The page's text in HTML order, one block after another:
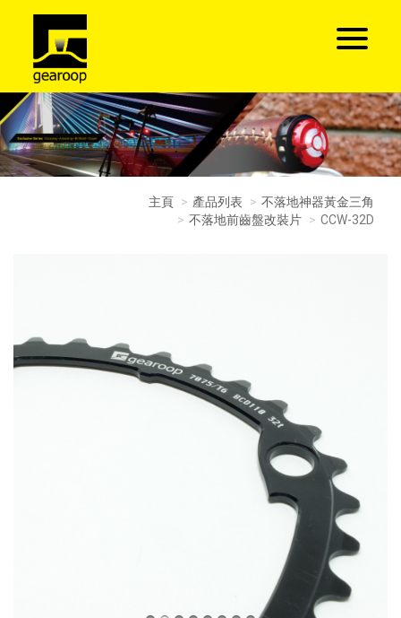
主頁 產品列表
不落地神器黃金三角
不落地前齒盤改裝片
CCW-32D